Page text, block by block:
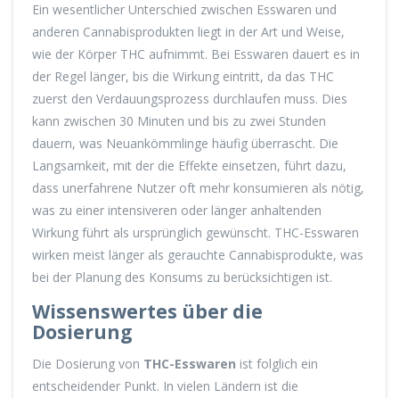
Ein wesentlicher Unterschied zwischen Esswaren und
anderen Cannabisprodukten liegt in der Art und Weise,
wie der Körper THC aufnimmt. Bei Esswaren dauert es in
der Regel länger, bis die Wirkung eintritt, da das THC
zuerst den Verdauungsprozess durchlaufen muss. Dies
kann zwischen 30 Minuten und bis zu zwei Stunden
dauern, was Neuankömmlinge häufig überrascht. Die
Langsamkeit, mit der die Effekte einsetzen, führt dazu,
dass unerfahrene Nutzer oft mehr konsumieren als nötig,
was zu einer intensiveren oder länger anhaltenden
Wirkung führt als ursprünglich gewünscht. THC-Esswaren
wirken meist länger als gerauchte Cannabisprodukte, was
bei der Planung des Konsums zu berücksichtigen ist.
Wissenswertes über die
Dosierung
Die Dosierung von THC-Esswaren ist folglich ein
entscheidender Punkt. In vielen Ländern ist die